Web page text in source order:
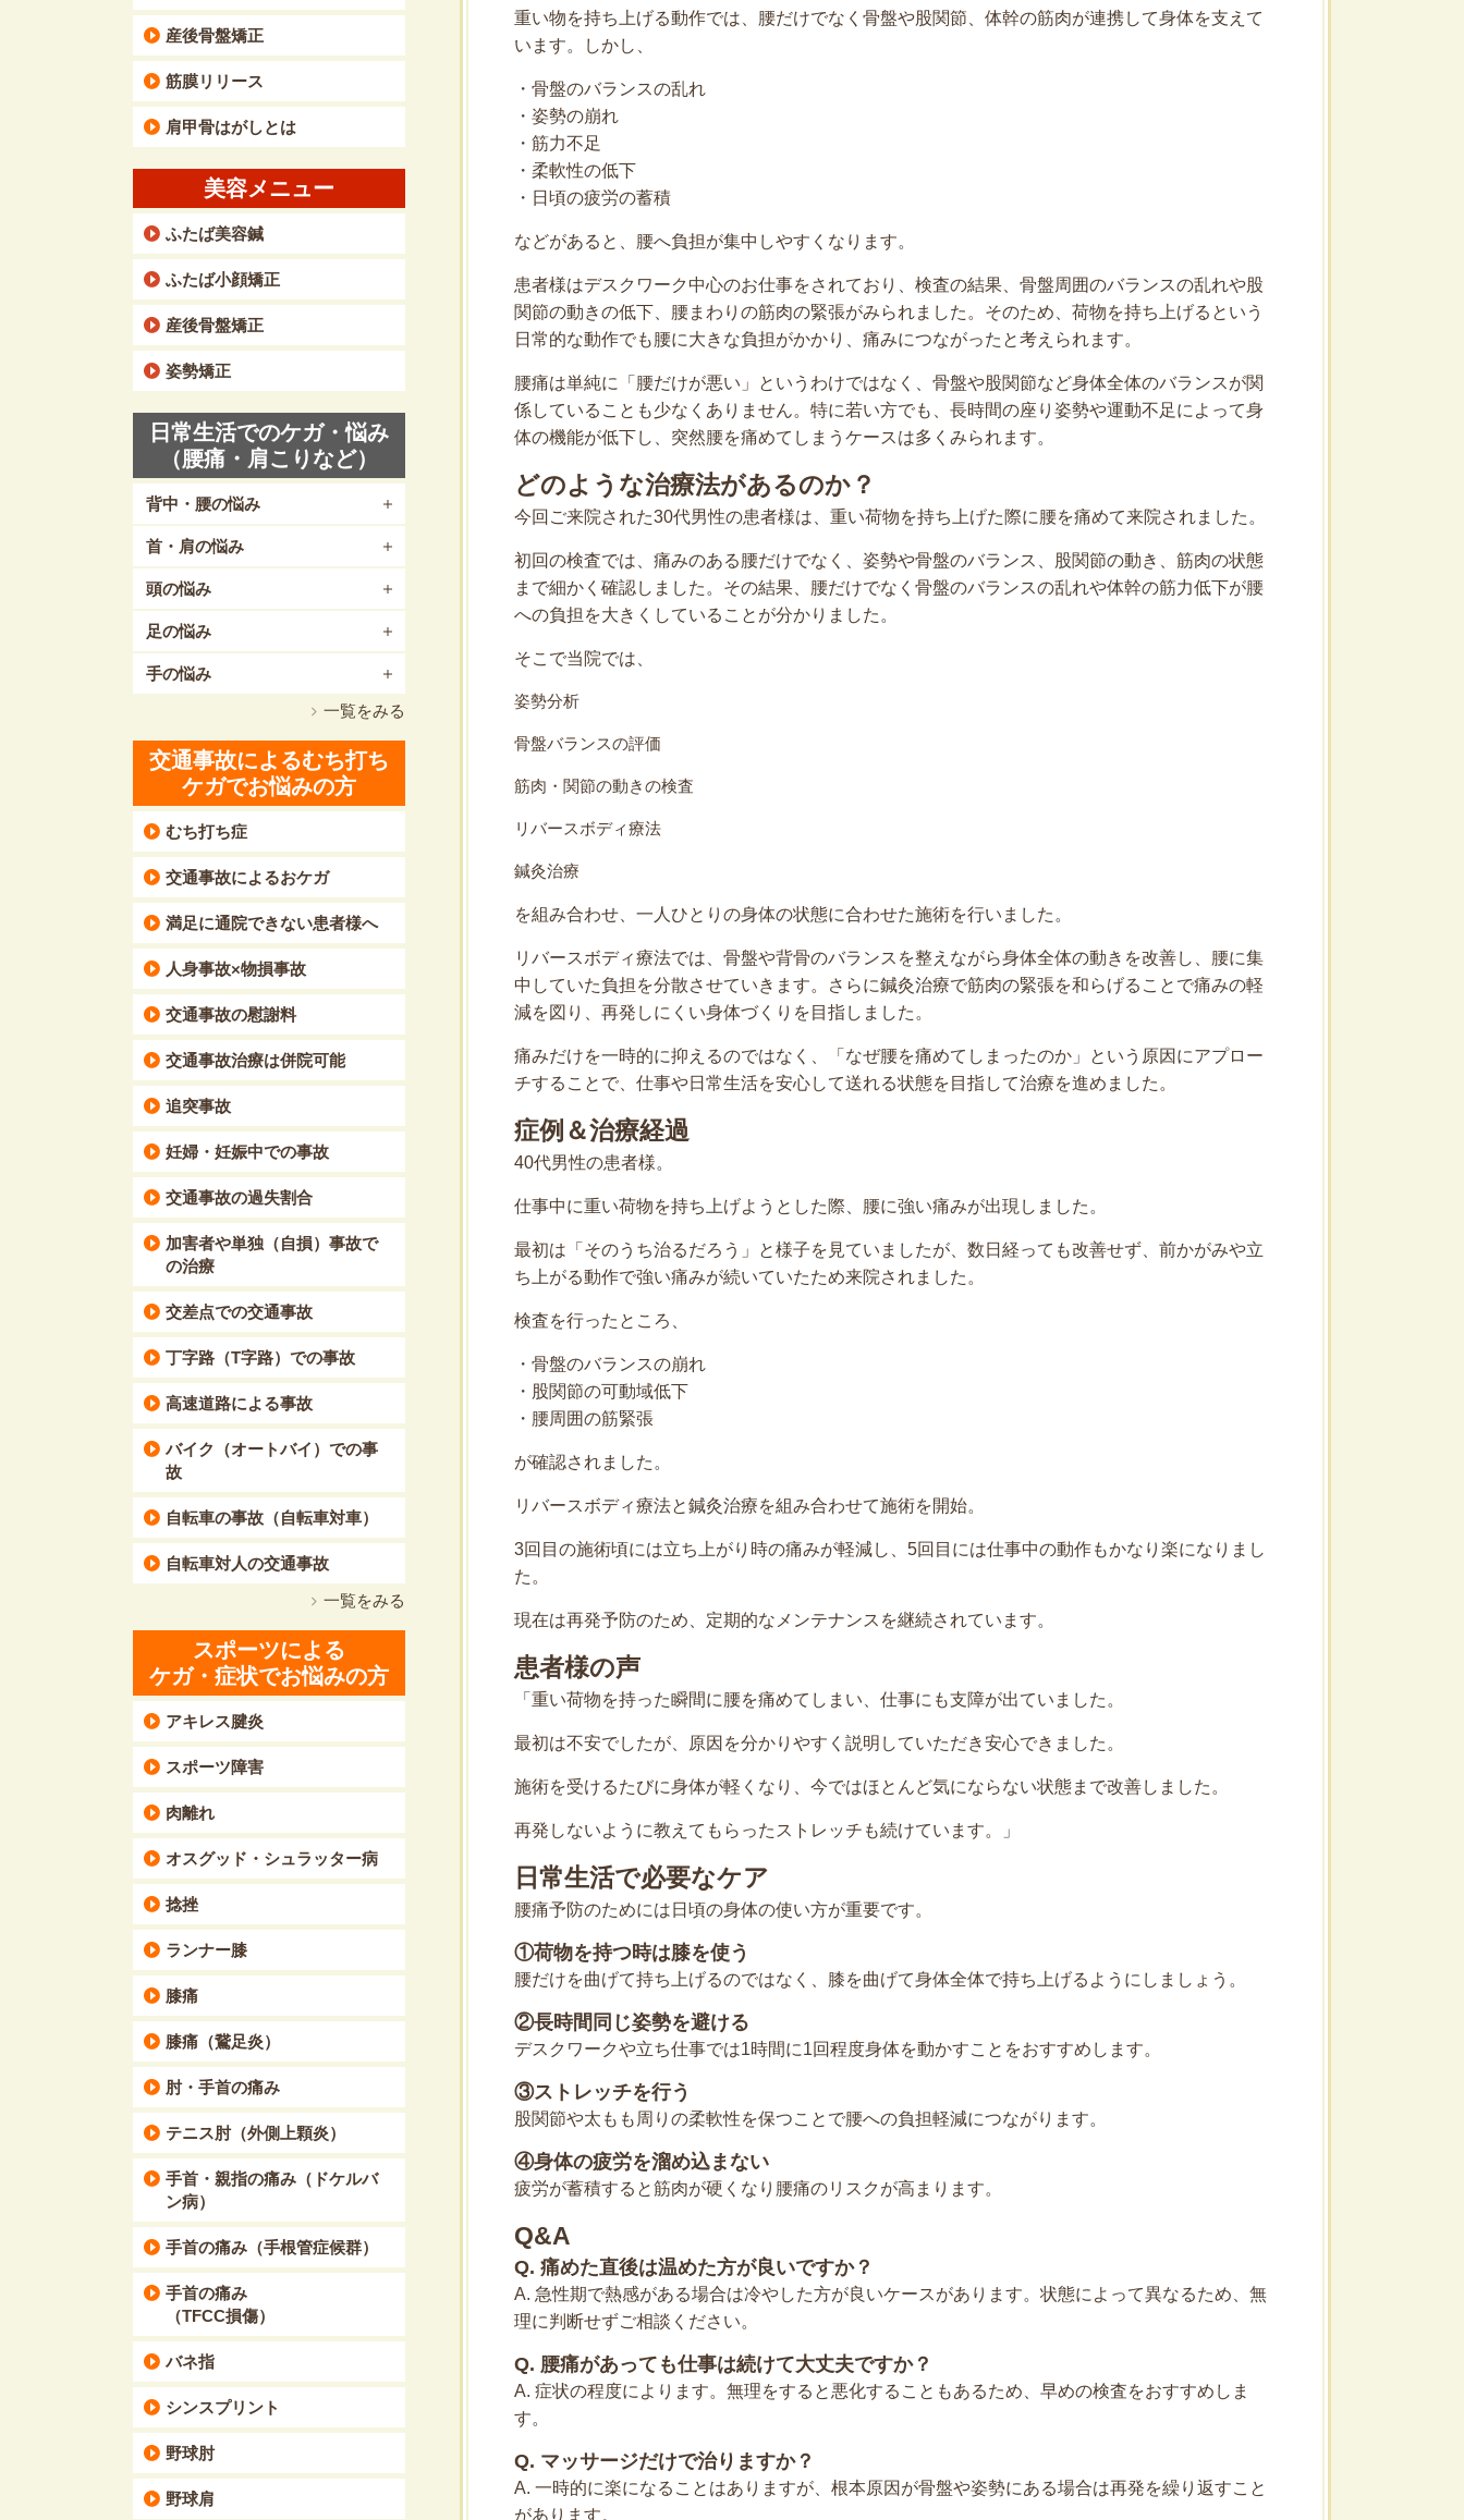
重い物を持ち上げる動作では、腰だけでなく骨盤や股関節、体幹の筋肉が連携して身体を支えて
います。しかし、
・骨盤のバランスの乱れ
・姿勢の崩れ
・筋力不足
・柔軟性の低下
・日頃の疲労の蓄積
などがあると、腰へ負担が集中しやすくなります。
患者様はデスクワーク中心のお仕事をされており、検査の結果、骨盤周囲のバランスの乱れや股
関節の動きの低下、腰まわりの筋肉の緊張がみられました。そのため、荷物を持ち上げるという
日常的な動作でも腰に大きな負担がかかり、痛みにつながったと考えられます。
腰痛は単純に「腰だけが悪い」というわけではなく、骨盤や股関節など身体全体のバランスが関
係していることも少なくありません。特に若い方でも、長時間の座り姿勢や運動不足によって身
体の機能が低下し、突然腰を痛めてしまうケースは多くみられます。
どのような治療法があるのか？
今回ご来院された30代男性の患者様は、重い荷物を持ち上げた際に腰を痛めて来院されました。
初回の検査では、痛みのある腰だけでなく、姿勢や骨盤のバランス、股関節の動き、筋肉の状態
まで細かく確認しました。その結果、腰だけでなく骨盤のバランスの乱れや体幹の筋力低下が腰
への負担を大きくしていることが分かりました。
そこで当院では、
姿勢分析
骨盤バランスの評価
筋肉・関節の動きの検査
リバースボディ療法
鍼灸治療
を組み合わせ、一人ひとりの身体の状態に合わせた施術を行いました。
リバースボディ療法では、骨盤や背骨のバランスを整えながら身体全体の動きを改善し、腰に集
中していた負担を分散させていきます。さらに鍼灸治療で筋肉の緊張を和らげることで痛みの軽
減を図り、再発しにくい身体づくりを目指しました。
痛みだけを一時的に抑えるのではなく、「なぜ腰を痛めてしまったのか」という原因にアプロー
チすることで、仕事や日常生活を安心して送れる状態を目指して治療を進めました。
症例＆治療経過
40代男性の患者様。
仕事中に重い荷物を持ち上げようとした際、腰に強い痛みが出現しました。
最初は「そのうち治るだろう」と様子を見ていましたが、数日経っても改善せず、前かがみや立
ち上がる動作で強い痛みが続いていたため来院されました。
検査を行ったところ、
・骨盤のバランスの崩れ
・股関節の可動域低下
・腰周囲の筋緊張
が確認されました。
リバースボディ療法と鍼灸治療を組み合わせて施術を開始。
3回目の施術頃には立ち上がり時の痛みが軽減し、5回目には仕事中の動作もかなり楽になりまし
た。
現在は再発予防のため、定期的なメンテナンスを継続されています。
患者様の声
「重い荷物を持った瞬間に腰を痛めてしまい、仕事にも支障が出ていました。
最初は不安でしたが、原因を分かりやすく説明していただき安心できました。
施術を受けるたびに身体が軽くなり、今ではほとんど気にならない状態まで改善しました。
再発しないように教えてもらったストレッチも続けています。」
日常生活で必要なケア
腰痛予防のためには日頃の身体の使い方が重要です。
①荷物を持つ時は膝を使う
腰だけを曲げて持ち上げるのではなく、膝を曲げて身体全体で持ち上げるようにしましょう。
②長時間同じ姿勢を避ける
デスクワークや立ち仕事では1時間に1回程度身体を動かすことをおすすめします。
③ストレッチを行う
股関節や太もも周りの柔軟性を保つことで腰への負担軽減につながります。
④身体の疲労を溜め込まない
疲労が蓄積すると筋肉が硬くなり腰痛のリスクが高まります。
Q&A
Q. 痛めた直後は温めた方が良いですか？
A. 急性期で熱感がある場合は冷やした方が良いケースがあります。状態によって異なるため、無
理に判断せずご相談ください。
Q. 腰痛があっても仕事は続けて大丈夫ですか？
A. 症状の程度によります。無理をすると悪化することもあるため、早めの検査をおすすめしま
す。
Q. マッサージだけで治りますか？
A. 一時的に楽になることはありますが、根本原因が骨盤や姿勢にある場合は再発を繰り返すこと
があります。
産後骨盤矯正
筋膜リリース
肩甲骨はがしとは
美容メニュー
ふたば美容鍼
ふたば小顔矯正
産後骨盤矯正
姿勢矯正
日常生活でのケガ・悩み
（腰痛・肩こりなど）
背中・腰の悩み
首・肩の悩み
頭の悩み
足の悩み
手の悩み
一覧をみる
交通事故によるむち打ち
ケガでお悩みの方
むち打ち症
交通事故によるおケガ
満足に通院できない患者様へ
人身事故×物損事故
交通事故の慰謝料
交通事故治療は併院可能
追突事故
妊婦・妊娠中での事故
交通事故の過失割合
加害者や単独（自損）事故で
の治療
交差点での交通事故
丁字路（T字路）での事故
高速道路による事故
バイク（オートバイ）での事
故
自転車の事故（自転車対車）
自転車対人の交通事故
一覧をみる
スポーツによる
ケガ・症状でお悩みの方
アキレス腱炎
スポーツ障害
肉離れ
オスグッド・シュラッター病
捻挫
ランナー膝
膝痛
膝痛（鵞足炎）
肘・手首の痛み
テニス肘（外側上顆炎）
手首・親指の痛み（ドケルバ
ン病）
手首の痛み（手根管症候群）
手首の痛み
（TFCC損傷）
バネ指
シンスプリント
野球肘
野球肩